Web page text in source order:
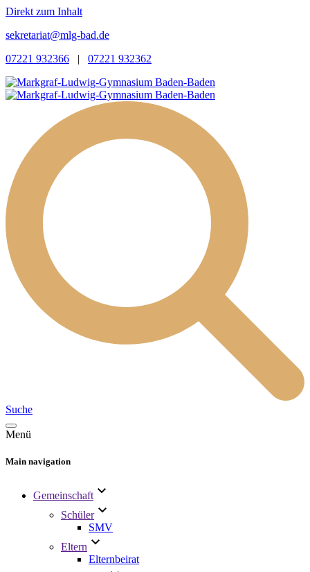
Direkt zum Inhalt
sekretariat@mlg-bad.de
07221 932366 | 07221 932362
Suche
Menü
Main navigation
Gemeinschaft
Schüler
SMV
Eltern
Elternbeirat